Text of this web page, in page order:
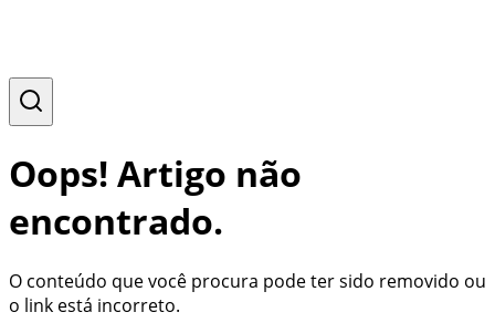
Oops! Artigo não
encontrado.
O conteúdo que você procura pode ter sido removido ou
o link está incorreto.